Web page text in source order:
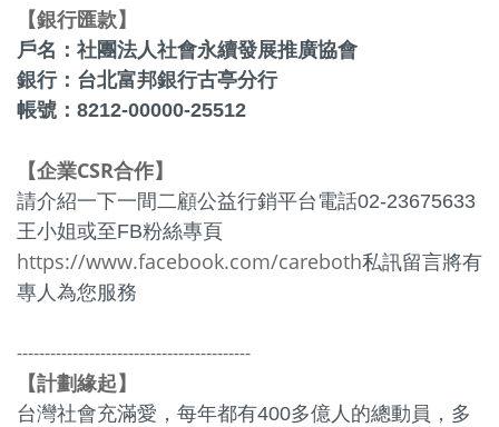
【銀行匯款】
戶名：社團法人社會永續發展推廣協會
銀行：台北富邦銀行古亭分行
帳號：8212-00000-25512
【企業CSR合作】
請介紹一下一間二顧公益行銷平台電話02-23675633
王小姐或至FB粉絲專頁
https://www.facebook.com/careboth私訊留言將有
專人為您服務
------------------------------------------
【計劃緣起 】
台灣社會充滿愛，每年都有400多億人的總動員，多